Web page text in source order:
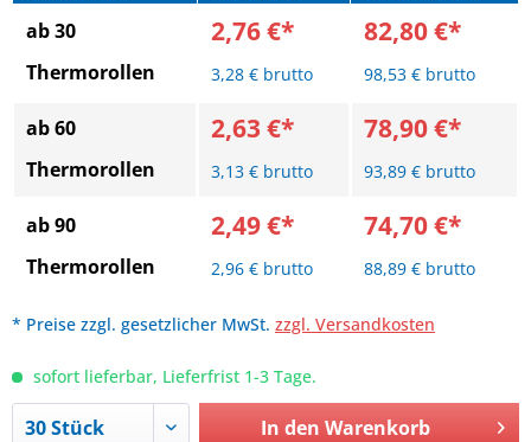
ab 30
Thermorollen
2,76 €*
3,28 € brutto
82,80 €*
98,53 € brutto
ab 60
Thermorollen
2,63 €*
3,13 € brutto
78,90 €*
93,89 € brutto
ab 90
Thermorollen
2,49 €*
2,96 € brutto
74,70 €*
88,89 € brutto
* Preise zzgl. gesetzlicher MwSt. zzgl. Versandkosten
sofort lieferbar, Lieferfrist 1-3 Tage.
In den Warenkorb